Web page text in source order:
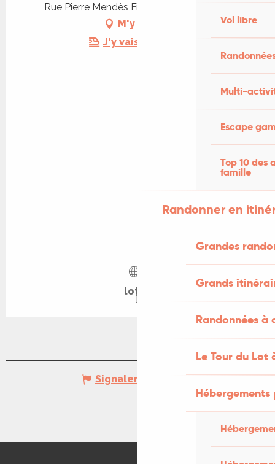
Vol libre
Multi-
Escape
Top 10 des
famille
Randonner en
Grandes
Grands
Randonnées
Le Tour du Lot
Rue Pierre Mendès France, 46000 Cahors
M'y rendre
J'y vais en train !
lot.fr
Signaler une erreur